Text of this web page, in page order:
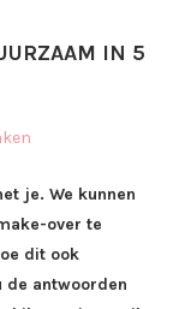
IN 5
je. We kunnen
over te
dit ook
de antwoorden